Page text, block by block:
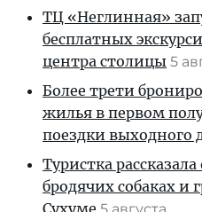
ТЦ «Неглинная»
бесплатных
центра столицы 5
Более трети
жилья в первом
поездки выходного
Туристка
бродячих собаках и
Сухуме